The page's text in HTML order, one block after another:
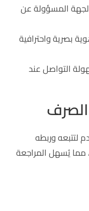
المسؤولة عن
بصرية واحترافية
التواصل عند
وربطه
مما يُسهل المراجعة